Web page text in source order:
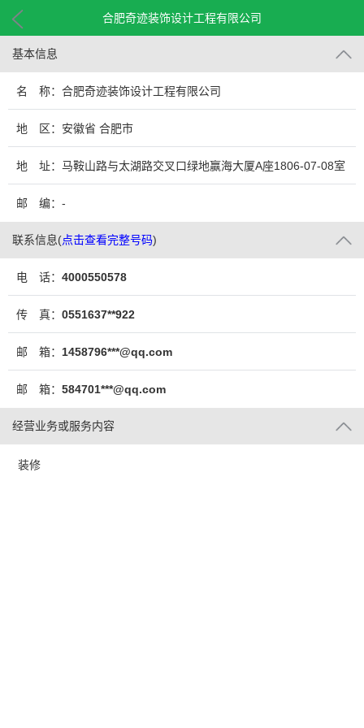
合肥奇迹装饰设计工程有限公司
基本信息
名 称：合肥奇迹装饰设计工程有限公司
地 区：安徽省 合肥市
地 址：马鞍山路与太湖路交叉口绿地赢海大厦A座1806-07-08室
邮 编：-
联系信息(点击查看完整号码)
电 话： 4000550578
传 真： 0551637**922
邮 箱： 1458796***@qq.com
邮 箱： 584701***@qq.com
经营业务或服务内容
装修